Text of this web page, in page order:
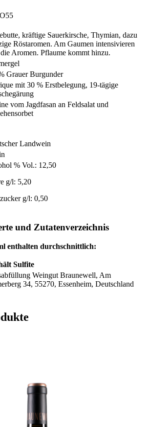
O55
kräftige Sauerkirsche, Thymian, dazu
Röstaromen. Am Gaumen intensivieren
Aromen. Pflaume kommt hinzu.
Grauer Burgunder
mit 30 % Erstbelegung, 19-tägige
vom Jagdfasan an Feldsalat und
Landwein
% Vol.: 12,50
g/l: 5,20
g/l: 0,50
und Zutatenverzeichnis
enthalten durchschnittlich:
Sulfite
Weingut Braunewell, Am
34, 55270, Essenheim, Deutschland